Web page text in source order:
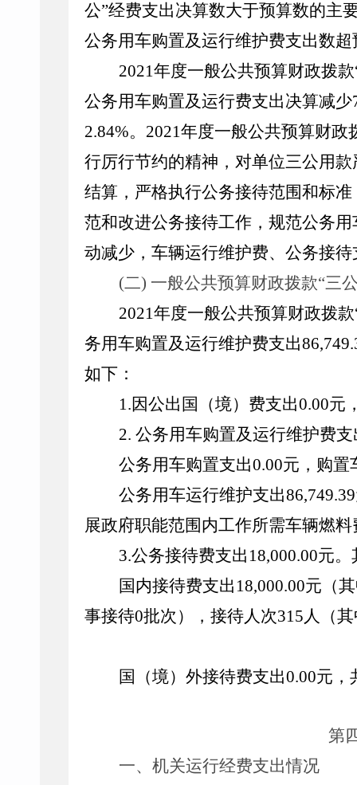
公”经费支出决算数大于预算数的主
公务用车购置及运行维护费支出数超
2021年度一般公共预算财政拨款
公务用车购置及运行费支出决算减少
2.84%。 2021年度一般公共预算财政
行厉行节约的精神，对单位三公用
结算，严格执行公务接待范围和标
范和改进公务接待工作，规范公务
动减少， 车辆运行维护费、公务接
(二) 一般公共预算财政拨款“三
2021年度一般公共预算财政拨款
务用车购置及运行维护费支出
如下：
1.因公出国（境）费支出0.00元
2. 公务用车购置及运行维护费支
公务用车购置支出0.00元，购置
公务用车运行维护支出86,749.39
展政府职能范围内工作所需车辆燃
3.公务接待费支出 18,000.00元。
国内接待费支出 18,000.00元（
事接待0批次），接待人次315人（
国（境）外接待费支出0.00元，
第
一、机关运行经费支出情况